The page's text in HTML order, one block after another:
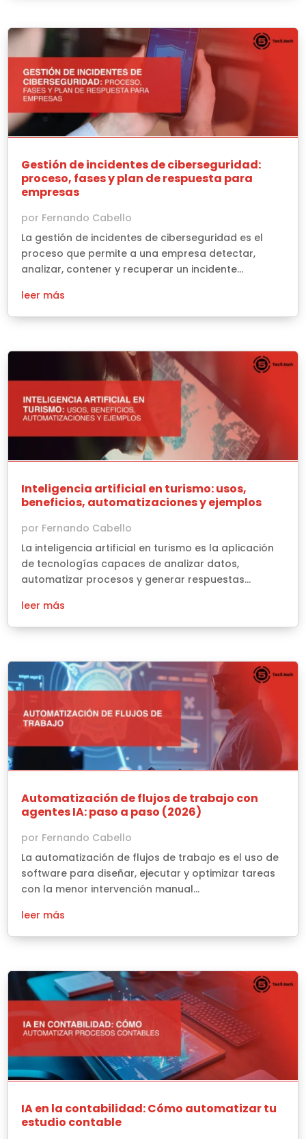
Gestión de incidentes de ciberseguridad:
proceso, fases y plan de respuesta para
empresas
por Fernando Cabello
La gestión de incidentes de ciberseguridad es el
proceso que permite a una empresa detectar,
analizar, contener y recuperar un incidente...
leer más
Inteligencia artificial en turismo: usos,
beneficios, automatizaciones y ejemplos
por Fernando Cabello
La inteligencia artificial en turismo es la aplicación
de tecnologías capaces de analizar datos,
automatizar procesos y generar respuestas...
leer más
Automatización de flujos de trabajo con
agentes IA: paso a paso (2026)
por Fernando Cabello
La automatización de flujos de trabajo es el uso de
software para diseñar, ejecutar y optimizar tareas
con la menor intervención manual...
leer más
IA en la contabilidad: Cómo automatizar tu
estudio contable